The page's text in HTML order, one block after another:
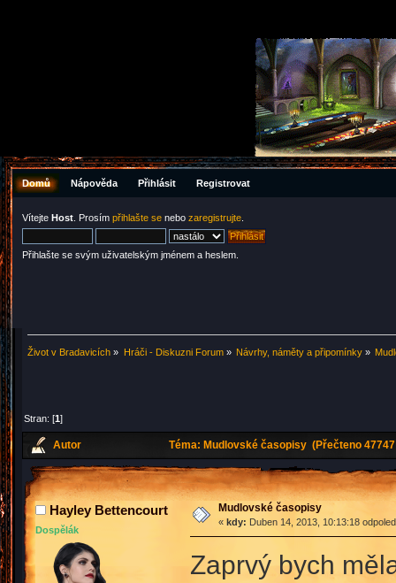
Domů Nápověda Přihlásit Registrovat
Vítejte Host . Prosím přihlašte se nebo zaregistrujte
Přihlašte se svým uživatelským jménem a heslem.
Život v Bradavicích » Hráči - Diskuzni Forum» Návrhy, náměty a připomínky»
Stran: [1]
Autor Téma: Mudlovské časopisy (Přečteno
Hayley Bettencourt
Dospělák
Mudlovské časopisy
« kdy: Duben 14, 2013, 10:13:18
Zaprvý bych